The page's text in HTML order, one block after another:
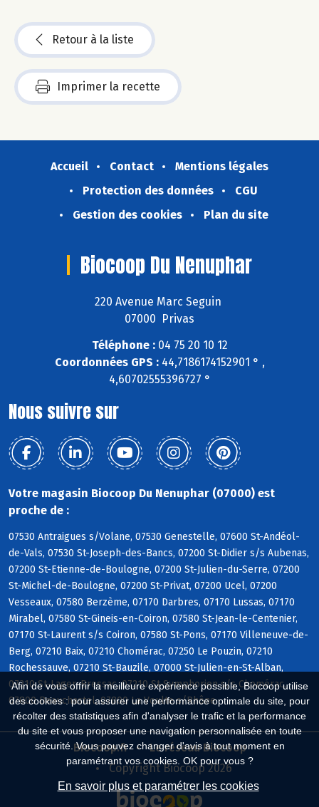
Afin de vous offrir la meilleure expérience possible, Biocoop utilise
des cookies : pour assurer une performance optimale du site, pour
récolter des statistiques afin d'analyser le trafic et la performance
du site et vous proposer une navigation personnalisée en toute
sécurité. Vous pouvez changer d'avis à tout moment en
paramétrant vos cookies. OK pour vous ?
En savoir plus et paramétrer les cookies
Retour à la liste
Imprimer la recette
Accueil Contact
Mentions légales
Protection des données
CGU
Gestion des cookies
Plan du site
Biocoop Du Nenuphar
220 Avenue Marc Seguin
07000 Privas
Téléphone :04 75 20 10 12
Coordonnées GPS :44,7186174152901 ° ,
4,60702555396727 °
Nous suivre sur
Votre magasin Biocoop Du Nenuphar (07000) est
proche de :
07530 Antraigues s/Volane, 07530 Genestelle, 07600 St-Andéol-
de-Vals, 07530 St-Joseph-des-Bancs, 07200 St-Didier s/s Aubenas,
07200 St-Etienne-de-Boulogne, 07200 St-Julien-du-Serre, 07200
St-Michel-de-Boulogne, 07200 St-Privat, 07200 Ucel, 07200
Vesseaux, 07580 Berzème, 07170 Darbres, 07170 Lussas, 07170
Mirabel, 07580 St-Gineis-en-Coiron, 07580 St-Jean-le-Centenier,
07170 St-Laurent s/s Coiron, 07580 St-Pons, 07170 Villeneuve-de-
Berg, 07210 Baix, 07210 Chomérac, 07250 Le Pouzin, 07210
Rochessauve, 07210 St-Bauzile, 07000 St-Julien-en-St-Alban,
07210 St-Lager-Bressac, 07210 St-Symphorien s/s Chomérac,
07800 Beauchastel, 07800 La Voulte s/Rhône
Biocoop.fr
Le réseau Biocoop
Copyright Biocoop 2026